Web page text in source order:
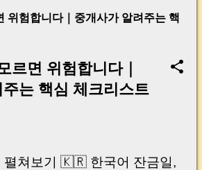
위험합니다｜중개사가 알려주는 핵
르면 위험합니다｜
는 핵심 체크리스트
펼쳐보기 🇰🇷 한국어 잔금일,